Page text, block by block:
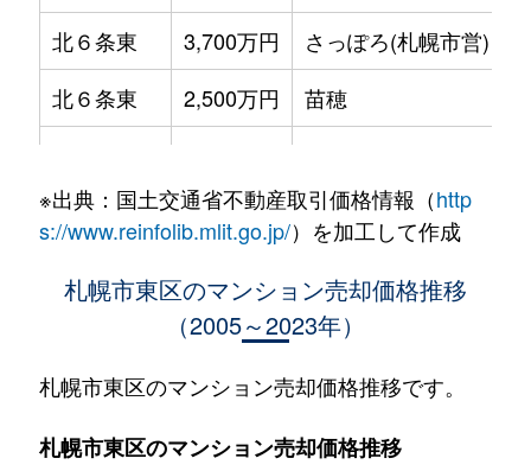
北６条東
3,700万円 さっぽろ(札幌市営)
北６条東
2,500万円 苗穂
北６条東
3,400万円 東区役所前
3,700万円 東区役所前
北６条東
3,400万円 東区役所前
北７条東
4,900万円 札幌(ＪＲ)
※出典：国土交通省不動産取引価格情報（http
s://www.reinfolib.mlit.go.jp/）を加工して作成
札幌市東区のマンション売却価格推移
（2005～2023年）
札幌市東区のマンション売却価格推移です。
札幌市東区のマンション売却価格推移